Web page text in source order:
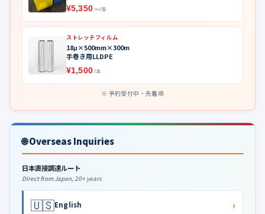
¥5,350 〜/巻
ストレッチフィルム
18μ×500mm×300m
手巻き用LLDPE
¥1,500 /本
予約受付中・先着順
🌐 Overseas Inquiries
日本直接調達ルート
Direct from Japan, 20+ years
🇺🇸English ›